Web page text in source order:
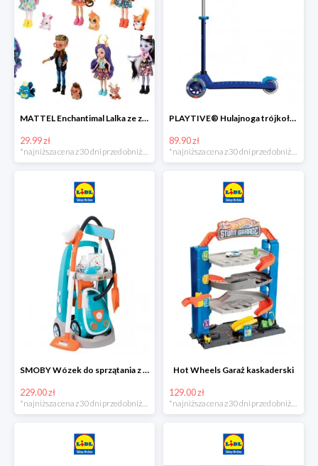
MATTEL Enchantimal Lalka ze zwierzątkiem
29.99 zł
*najniższa cena z 30 dni przed obniżką
PLAYTIVE® Hulajnoga trójkołowa Tri Scooter z diodami LED
89.90 zł
*najniższa cena z 30 dni przed obniżką
SMOBY Wózek do sprzątania z odkurzaczem
229.00 zł
Hot Wheels Garaż kaskaderski
129.00 zł